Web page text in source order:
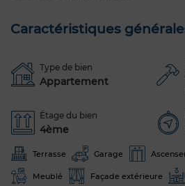
Caractéristiques
Type de bien
Appartement
Étage du bien
4ème
Terrasse Garage
Meublé Façade extérieure